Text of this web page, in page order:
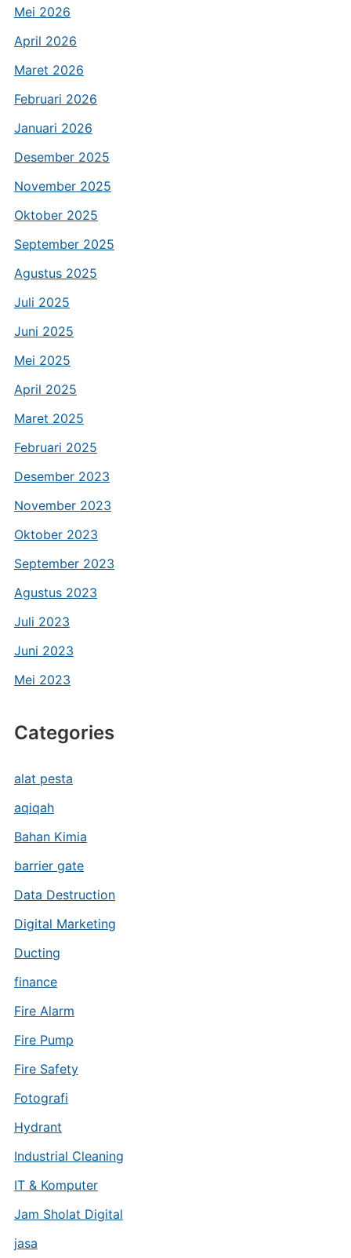
Mei 2026
April 2026
Maret 2026
Februari 2026
Januari 2026
Desember 2025
November 2025
Oktober 2025
September 2025
Agustus 2025
Juli 2025
Juni 2025
Mei 2025
April 2025
Maret 2025
Februari 2025
Desember 2023
November 2023
Oktober 2023
September 2023
Agustus 2023
Juli 2023
Juni 2023
Mei 2023
Categories
alat pesta
aqiqah
Bahan Kimia
barrier gate
Data Destruction
Digital Marketing
Ducting
finance
Fire Alarm
Fire Pump
Fire Safety
Fotografi
Hydrant
Industrial Cleaning
IT & Komputer
Jam Sholat Digital
jasa